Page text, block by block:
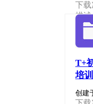
下载
描述
初
案
T+
培
创建